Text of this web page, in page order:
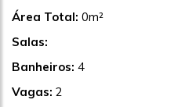
Área Total: 0m²
Salas:
Banheiros: 4
Vagas: 2